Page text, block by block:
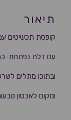
תיאור
קופסת תכשיטים
עם דלת נפתחת-
ובתוכו מתלים
ומקום לאכסון